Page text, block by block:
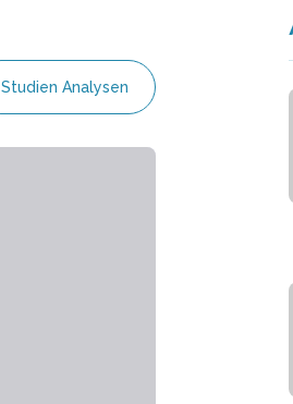
Studien Analysen